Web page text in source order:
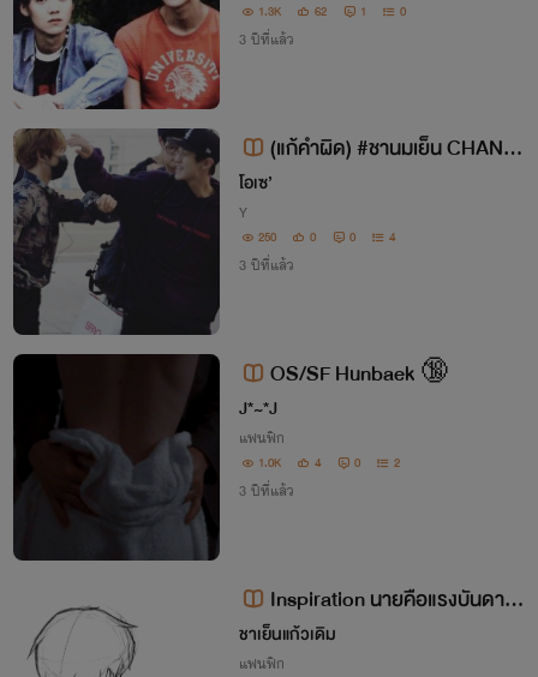
1.3K 62 1 0
3 ปีที่แล้ว
(แก้คำผิด) #ชานมเย็น CHANB
AEK - END♡
โอเซ’
Y
250 0 0 4
3 ปีที่แล้ว
OS/SF Hunbaek 🔞
J*~*J
แฟนฟิก
1.0K 4 0 2
3 ปีที่แล้ว
Inspiration นายคือแรงบันดาลใ
จ
ชาเย็นแก้วเดิม
แฟนฟิก